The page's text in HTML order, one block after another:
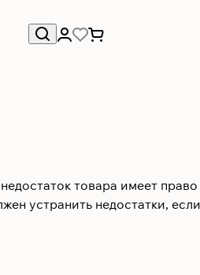
товара имеет
устранить недостатки,